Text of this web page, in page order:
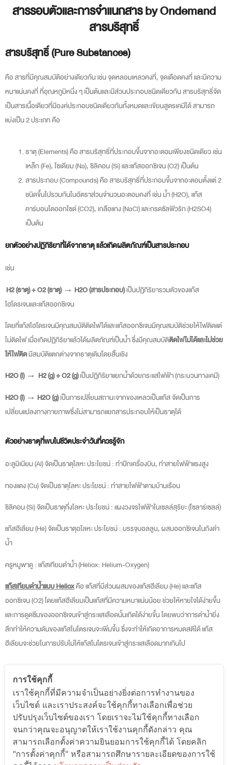
สารรอบตัวและการจำแนกสาร by Ondemand
สารบริสุทธิ์
สารบริสุทธิ์ (Pure Substances)
คือ สารที่มีคุณสมบัติอย่างเดียวกัน เช่น จุดหลอมเหลวคงที่, จุดเดือดคงที่ และมีความ
หนาแน่นคงที่ ที่อุณหภูมิหนึ่ง ๆ เป็นต้นและมีส่วนประกอบชนิดเดียวกัน สารบริสุทธิ์จัด
เป็นสารเนื้อเดียวที่มีองค์ประกอบชนิดเดียวกันทั้งหมดและเขียนสูตรเคมีได้ สามารถ
แบ่งเป็น 2 ประเภท คือ
ธาตุ (Elements) คือ สารบริสุทธิ์ที่ประกอบขึ้นจากอะตอมเพียงชนิดเดียว เช่น
เหล็ก (Fe), โซเดียม (Na), ซิลิคอน (Si) และแก๊สออกซิเจน (O2) เป็นต้น
สารประกอบ (Compounds) คือ สารบริสุทธิ์ที่ประกอบขึ้นจากอะตอมตั้งแต่ 2
ชนิดขึ้นไปรวมกันในอัตราส่วนจำนวนอะตอมคงที่ เช่น น้ำ (H2O), แก๊ส
คาร์บอนไดออกไซด์ (CO2), เกลือแกง (NaCl) และกรดซัลฟิวริก (H2SO4)
เป็นต้น
ยกตัวอย่างปฏิกิริยาที่ได้จากธาตุ แล้วเกิดผลิตภัณฑ์เป็นสารประกอบ
เช่น
H2(ธาตุ) + O2(ธาตุ) → H2O (สารประกอบ)เป็นปฏิกิริยารวมตัวของแก๊ส
ไฮโดรเจนและแก๊สออกซิเจน
โดยที่แก๊สไฮโดรเจนมีคุณสมบัติติดไฟได้และแก๊สออกซิเจนมีคุณสมบัติช่วยให้ไฟติดแต่
ไม่ติดไฟ เมื่อเกิดปฏิกิริยาแล้วได้ผลิตภัณฑ์เป็นน้ำ ซึ่งมีคุณสมบัติติดไฟไม่ได้และไม่ช่วย
ให้ไฟติดมีสมบัติแตกต่างจากธาตุเดิมโดยสิ้นเชิง
H2O (l) → H2(g) + O2(g)เป็นปฏิกิริยาแยกน้ำด้วยกระแสไฟฟ้า (กระบวนทางเคมี)
H2O (l) → H2O (g)เป็นการเปลี่ยนสถานะจากของเหลวเป็นแก๊ส จัดเป็นการ
เปลี่ยนแปลงทางกายภาพซึ่งไม่สามารถแยกสารประกอบให้เป็นธาตุได้
ตัวอย่างธาตุที่พบในชีวิตประจำวันที่ควรรู้จัก
อะลูมิเนียม (Al) จัดเป็นธาตุโลหะ ประโยชน์ : ทำปีกเครื่องบิน, ทำสายไฟฟ้าแรงสูง
ทองแดง (Cu) จัดเป็นธาตุโลหะ ประโยชน์ : ทำสายไฟฟ้าตามบ้านเรือน
ซิลิคอน (Si) จัดเป็นธาตุกึ่งโลหะ ประโยชน์ : แผงวงจรไฟฟ้าในเซลล์สุริยะ (โซลาร์เซลล์)
แก๊สฮีเลียม (He) จัดเป็นธาตุอโลหะ ประโยชน์ : บรรจุบอลลูน, ผสมออกซิเจนในถังดำ
น้ำ
ครูหมูพาดู : แก๊สเทียมดำน้ำ (Heliox: Helium-Oxygen)
แก๊สเทียมดำน้ำแบบ Helioxคือ แก๊สที่มีส่วนผสมของแก๊สฮีเลียม (He) และแก๊ส
ออกซิเจน (O2) โดยแก๊สฮีเลียมเป็นแก๊สที่มีความหนาแน่นน้อย ช่วยให้หายใจได้ง่ายขึ้น
และการดูดซึมของออกซิเจนเข้าสู่กระแสเลือดนั้นเกิดได้ง่ายขึ้น โดยพบว่าการดำน้ำยิ่ง
ลึกทำให้ความดันของแก๊สไนโตรเจนจะเพิ่มขึ้น ซึ่งจะทำให้เกิดอาการหมดสติได้ แก๊ส
ฮีเลียมจะช่วยในการปรับไม่ให้แก๊สไนโตรเจนเข้าสู่กระแสเลือดมากเกินไป
ดูรายละเอียดคอร์สเรียน
การใช้คุกกี้
เราใช้คุกกี้ที่มีความจำเป็นอย่างยิ่งต่อการทำงานของ
เว็บไซต์ และเราประสงค์จะใช้คุกกี้ทางเลือกเพื่อช่วย
ปรับปรุงเว็บไซต์ของเรา โดยเราจะไม่ใช้คุกกี้ทางเลือก
จนกว่าคุณจะอนุญาตให้เราใช้งานคุกกี้ดังกล่าว คุณ
สามารถเลือกตั้งค่าความยินยอมการใช้คุกกี้ได้ โดยคลิก
"การตั้งค่าคุกกี้" หรือสามารถศึกษารายละเอียดของการใช้